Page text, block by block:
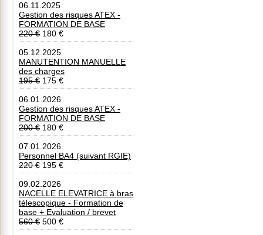
06.11.2025
Gestion des risques ATEX -
FORMATION DE BASE
220 € 180 €
05.12.2025
MANUTENTION MANUELLE
des charges
195 € 175 €
06.01.2026
Gestion des risques ATEX -
FORMATION DE BASE
200 € 180 €
07.01.2026
Personnel BA4 (suivant RGIE)
220 € 195 €
09.02.2026
NACELLE ELEVATRICE à bras
télescopique - Formation de
base + Evaluation / brevet
560 € 500 €